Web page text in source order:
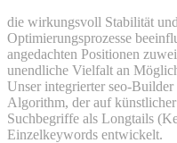
die wirkungsvoll Stabilität
Optimierungsprozesse
angedachten Positionen
unendliche Vielfalt an
Unser integrierter seo-
Algorithm, der auf
Suchbegriffe als Longtails
Einzelkeywords entwickelt.